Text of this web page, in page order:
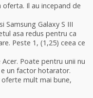
oferta. Il au incepand de
Samsung Galaxy S III
asa redus pentru ca
Peste 1, (1,25) ceea ce
Poate pentru unii nu
un factor hotarator.
mult mai bune,